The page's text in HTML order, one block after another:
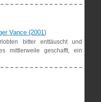
Vance (2001)
bitter enttäuscht und
mittlerweile geschafft, ein